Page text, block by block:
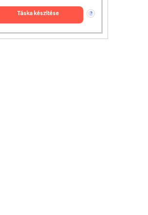
táska készítése ?